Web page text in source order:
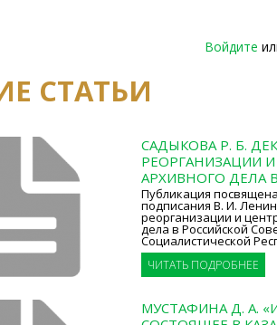
Войдите
СТАТЬИ
САДЫКОВА Р. Б.
РЕОРГАНИЗАЦИИ
АРХИВНОГО ДЕЛА
Публикация
подписания В. И.
реорганизации и
дела в Российской
Социалистической
ЧИТАТЬ ПОДРОБНЕЕ
МУСТАФИНА Д. А.